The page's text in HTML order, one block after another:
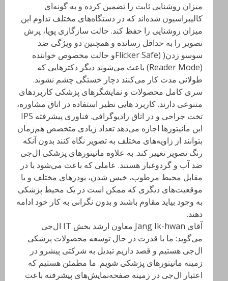
میزان روشنایی ثابت را تضمین کرده و به گونه‌ای
کالیبراسیون شده‌اند که در دستگاه‌های مختلف تداوم این
میزان روشنایی را حفظ کند. حالت سازگاری پویا، پرش
تصویر را به حداقل رسانده و همچنین دو ویژگی ضد
سوسو زدن( (Flicker Safeو حالت مخصوص خواننده
(Reader Mode) باعث می‌شوند دیگر دکتر‌هایی که
طولانی مدت کار می‌کنند دچار خستگی چشم نشوند.
سری کامل محصولات و نمایشگرهای پزشکی کاربردهای
متنوعی دارند. کاربرد هایی نظیر استفاده در اتاق مشاوره،
تخت جراحی و در اتاق رادیوگرافی. فناوری پیشرفته IPS
این مانیتورها اجازه می‌دهد تعداد زیادی متخصص هم‌زمان
بتوانند از زاویه‌های مختلف به تصویر نگاه کنند بدون آنکه
رنگ تصویر تغییر کند. به علاوه مانیتورهای پزشکی ال‌جی
ضد آب و گردوغبار هستند. عاملی که باعث می‌شود با در
مقابل محیط مرطوب، خیس شدن، پودرهای مختلف و یا
موقعیت‌های دیگری که ممکن است در یک محیط پزشکی
به وجود بیاید مقاوم باشند و بدون نگرانی به کار خود ادامه
دهند.
آقای Jang Ik-hwan معاون ارشد بخش IT ال‌جی
می‌گوید: ما با قدرت در حال توسعه محصولات پزشکی
ال‌جی هستیم و قصد داریم تبدیل به شرکتی پیشرو در
زمینه مانیتورهای پزشکی شویم. ما مطمئن هستیم که
اعتبار ال‌جی در زمینه صفحه‌نمایش‌های پیشرفته باعث